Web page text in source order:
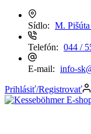
Sídlo: M.
Telefón: 044 /
E-mail: info-
Prihlásiť/Registrovať